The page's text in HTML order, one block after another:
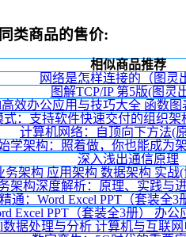
类商品的售价:
相似商品推荐
网络是怎样连接的（图灵
图解TCP/IP 第5版(图灵
效办公应用与技巧大全 函数
式：支持软件快速交付的组织
计算机网络：自顶向下方法(
学架构：照着做，你也能成为
深入浅出通信原理
务架构 应用架构 数据架构 实战
架构深度解析：原理、实践与
通：Word Excel PPT（套装全
Excel PPT（套装全3册） 办
据处理与分析 计算机与互联